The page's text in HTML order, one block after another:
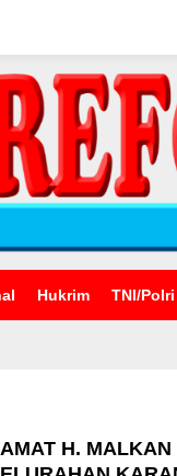
Hukrim TNI/Polri
H.